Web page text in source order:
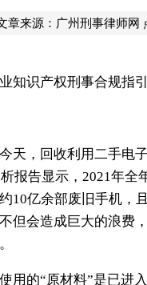
章来源： 广州刑事律师网
知识产权刑事合规指
天，回收利用二手电
报告显示，2021年
10亿余部废旧手机，
但会造成巨大的浪费
用的“原材料”是已进